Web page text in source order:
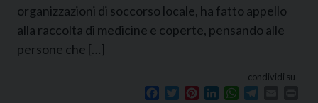
organizzazioni di soccorso locale, ha fatto appello
alla raccolta di medicine e coperte, pensando alle
persone che […]
condividi su
Facebook
TwitterPinterestLinkedInWhatsApp